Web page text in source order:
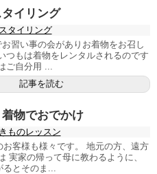
イリング
スタイリング
習い事の会がありお着物をお召し
つもは着物をレンタルされるのです
ご自分用 ...
記事を読む
物でおでかけ
きものレッスン
お客様も様々です。 地元の方、遠方
実家の帰って母に教わるように、
とそのま...